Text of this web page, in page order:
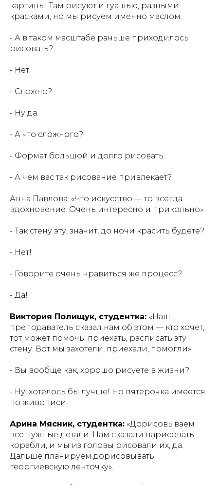
картины. Там рисуют и гуашью, разными
красками, но мы рисуем именно маслом.
- А в таком масштабе раньше приходилось
рисовать?
- Нет.
- Сложно?
- Ну да.
- А что сложного?
- Формат большой и долго рисовать.
- А чем вас так рисование привлекает?
Анна Павлова: «Что искусство — то всегда
вдохновение. Очень интересно и прикольно».
- Так стену эту, значит, до ночи красить будете?
- Нет!
- Говорите очень нравиться же процесс?
- Да!
Виктория Полищук, студентка: «Наш
преподаватель сказал нам об этом — кто хочет,
тот может помочь: приехать, расписать эту
стену. Вот мы захотели, приехали, помогли».
- Вы вообще как, хорошо рисуете в жизни?
- Ну, хотелось бы лучше! Но пятерочка имеется
по живописи.
Арина Мясник, студентка: «Дорисовываем
все нужные детали. Нам сказали нарисовать
корабли, и мы из головы рисовали их, да.
Дальше планируем дорисовывать
георгиевскую ленточку».